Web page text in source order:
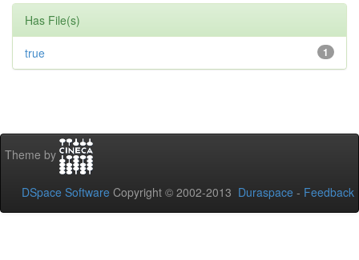
Has File(s)
1
true
Theme by
DSpace Software Copyright © 2002-2013 Duraspace - Feedback